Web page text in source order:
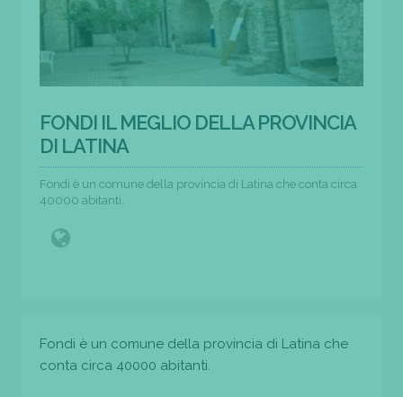
FONDI IL MEGLIO DELLA PROVINCIA
DI LATINA
Fondi è un comune della provincia di Latina che conta circa
40000 abitanti.
Fondi è un comune della provincia di Latina che
conta circa 40000 abitanti.